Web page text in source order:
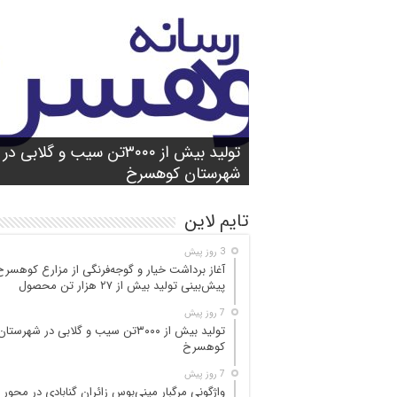
آغاز برداشت خیار و گوجه‌فرنگی از
کوهسرخ؛
تن محصول
تولید بیش از ۳۰۰۰تن سیب و گلابی در
شهرستان کوهسرخ
واژگونی مرگبار مینی‌بوس زائران
در محور کاشمر ـ کوهسرخ؛ ۵
۲۵ مصدوم
بازدید میدانی مسئولان از محور کاشمر
کوهسرخ و بررسی نقاط حادثه‌خیز
شورای آموزش و پرورش شهرستان
کوهسرخ برگزار شد؛ تأکید بر آمادگی
مدارس برای سال تحصیلی جدید
تایم لاین
3 روز پیش
آغاز برداشت خیار و گوجه‌فرنگی از مزارع
پیش‌بینی تولید بیش از ۲۷ هزار تن محصول
7 روز پیش
تولید بیش از ۳۰۰۰تن سیب و گلابی در
کوهسرخ
7 روز پیش
واژگونی مرگبار مینی‌بوس زائران گنابادی در محور